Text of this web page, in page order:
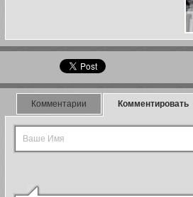
Комментарии Комментировать